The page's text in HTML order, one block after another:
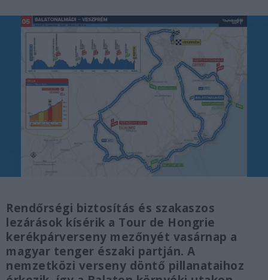
Rendőrségi biztosítás és szakaszos
lezárások kísérik a Tour de Hongrie
kerékpárverseny mezőnyét vasárnap a
magyar tenger északi partján. A
nemzetközi verseny döntő pillanataihoz